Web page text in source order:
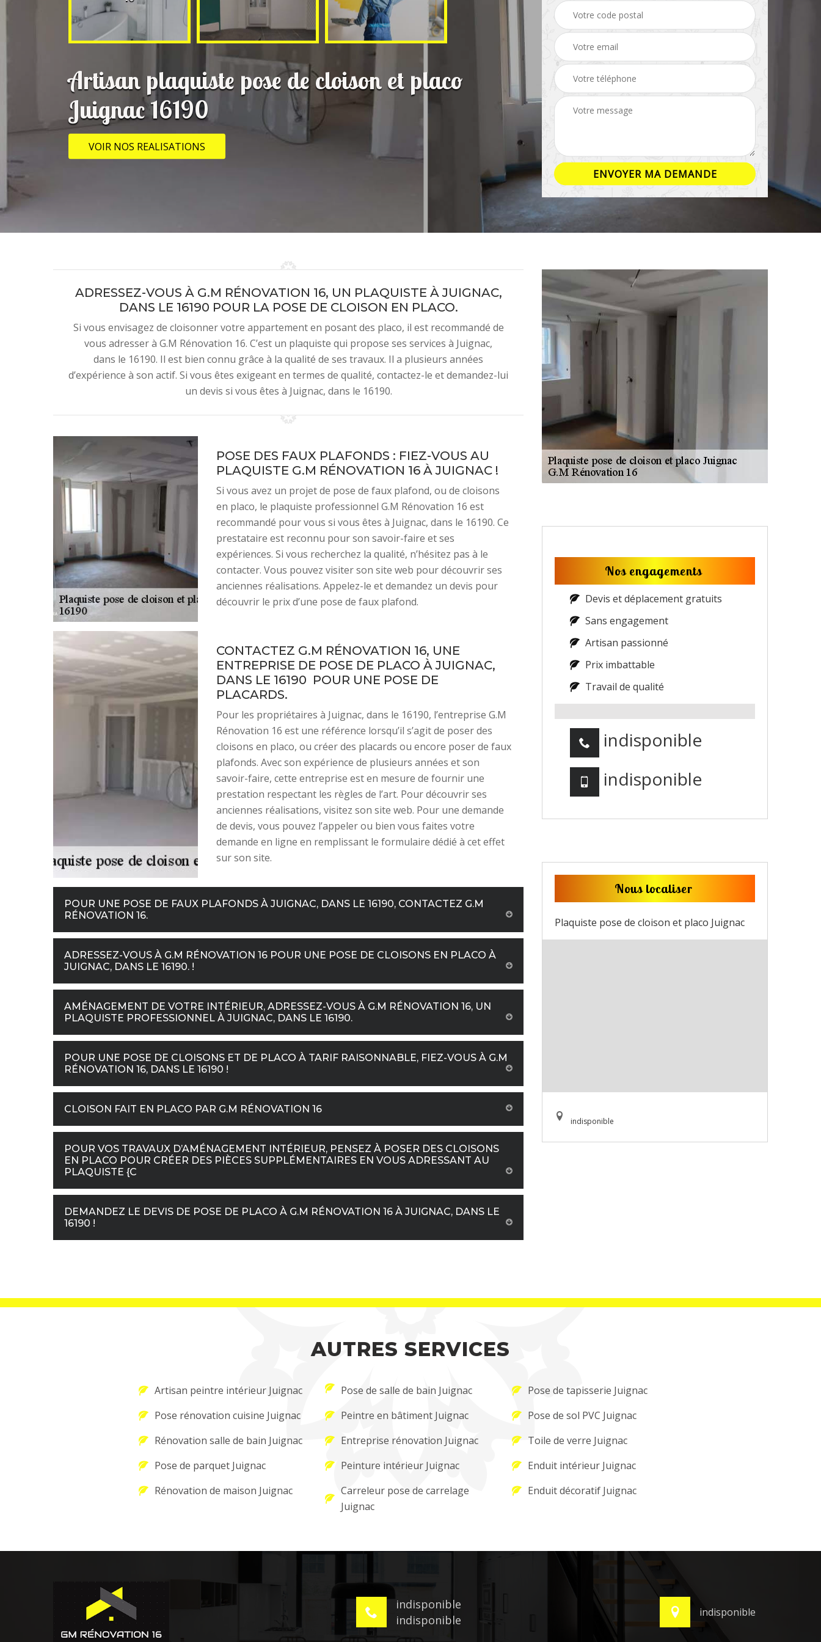
Artisan plaquiste pose de cloison et placo
Juignac 16190
VOIR NOS REALISATIONS
ADRESSEZ-VOUS À G.M RÉNOVATION 16, UN PLAQUISTE À JUIGNAC,
DANS LE 16190 POUR LA POSE DE CLOISON EN PLACO.
Si vous envisagez de cloisonner votre appartement en posant des placo, il est recommandé de
vous adresser à G.M Rénovation 16. C’est un plaquiste qui propose ses services à Juignac,
dans le 16190. Il est bien connu grâce à la qualité de ses travaux. Il a plusieurs années
d’expérience à son actif. Si vous êtes exigeant en termes de qualité, contactez-le et demandez-lui
un devis si vous êtes à Juignac, dans le 16190.
POSE DES FAUX PLAFONDS : FIEZ-VOUS AU
PLAQUISTE G.M RÉNOVATION 16 À JUIGNAC !
Si vous avez un projet de pose de faux plafond, ou de cloisons
en placo, le plaquiste professionnel G.M Rénovation 16 est
recommandé pour vous si vous êtes à Juignac, dans le 16190. Ce
prestataire est reconnu pour son savoir-faire et ses
expériences. Si vous recherchez la qualité, n’hésitez pas à le
contacter. Vous pouvez visiter son site web pour découvrir ses
anciennes réalisations. Appelez-le et demandez un devis pour
découvrir le prix d’une pose de faux plafond.
CONTACTEZ G.M RÉNOVATION 16, UNE
ENTREPRISE DE POSE DE PLACO À JUIGNAC,
DANS LE 16190 POUR UNE POSE DE
PLACARDS.
Pour les propriétaires à Juignac, dans le 16190, l’entreprise G.M
Rénovation 16 est une référence lorsqu’il s’agit de poser des
cloisons en placo, ou créer des placards ou encore poser de faux
plafonds. Avec son expérience de plusieurs années et son
savoir-faire, cette entreprise est en mesure de fournir une
prestation respectant les règles de l’art. Pour découvrir ses
anciennes réalisations, visitez son site web. Pour une demande
de devis, vous pouvez l’appeler ou bien vous faites votre
demande en ligne en remplissant le formulaire dédié à cet effet
sur son site.
POUR UNE POSE DE FAUX PLAFONDS À JUIGNAC, DANS LE 16190, CONTACTEZ G.M
RÉNOVATION 16.
ADRESSEZ-VOUS À G.M RÉNOVATION 16 POUR UNE POSE DE CLOISONS EN PLACO À
JUIGNAC, DANS LE 16190. !
AMÉNAGEMENT DE VOTRE INTÉRIEUR, ADRESSEZ-VOUS À G.M RÉNOVATION 16, UN
PLAQUISTE PROFESSIONNEL À JUIGNAC, DANS LE 16190.
POUR UNE POSE DE CLOISONS ET DE PLACO À TARIF RAISONNABLE, FIEZ-VOUS À G.M
RÉNOVATION 16, DANS LE 16190 !
CLOISON FAIT EN PLACO PAR G.M RÉNOVATION 16
POUR VOS TRAVAUX D’AMÉNAGEMENT INTÉRIEUR, PENSEZ À POSER DES CLOISONS
EN PLACO POUR CRÉER DES PIÈCES SUPPLÉMENTAIRES EN VOUS ADRESSANT AU
PLAQUISTE {C
DEMANDEZ LE DEVIS DE POSE DE PLACO À G.M RÉNOVATION 16 À JUIGNAC, DANS LE
16190 !
Nos engagements
Devis et déplacement gratuits
Sans engagement
Artisan passionné
Prix imbattable
Travail de qualité
indisponible
indisponible
Nous localiser
Plaquiste pose de cloison et placo Juignac
indisponible
AUTRES SERVICES
Artisan peintre intérieur Juignac
Pose rénovation cuisine Juignac
Rénovation salle de bain Juignac
Pose de parquet Juignac
Rénovation de maison Juignac
Pose de salle de bain Juignac
Peintre en bâtiment Juignac
Entreprise rénovation Juignac
Peinture intérieur Juignac
Carreleur pose de carrelage
Juignac
Pose de tapisserie Juignac
Pose de sol PVC Juignac
Toile de verre Juignac
Enduit intérieur Juignac
Enduit décoratif Juignac
indisponible
indisponible
indisponible